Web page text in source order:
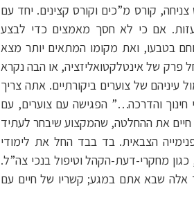
הוא השלים קורס צניחה, קורס מ”כים וקורס קצינים. יחד עם
אם כי לא חסך מאמצים כדי לבצע
בטבעו, ואת מקומו המתאים יותר מצא
14 חודשים חשובים בחיי, החל פרק של אינטלקטואליזציה, או הבה נקרא
של צוערים ביקורתיים. אתה צריך
חינוך והדרכה…” הפגישה עם צוערים, עם
חיים את ההחלטה, שהמקצוע שיבחר לעתיד
הצבאית. בד בבד החל את לימודי
מחקרי-דעת-הקהל וטיפול בנכי צה”ל.
אלה שבא אתם במגע; קשריו של חיים עם